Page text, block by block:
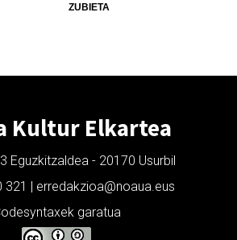
ZUBIETA
Kultur Elkartea
Eguzkitzaldea - 20170 Usurbil
321 | erredakzioa@noaua.eus
garatua